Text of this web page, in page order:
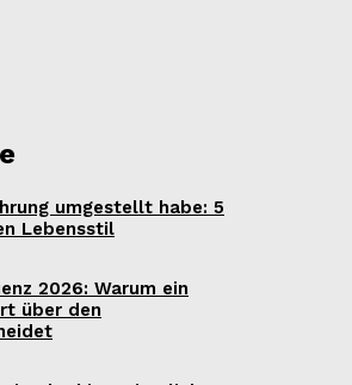
umgestellt habe: 5
Lebensstil
2026: Warum ein
über den